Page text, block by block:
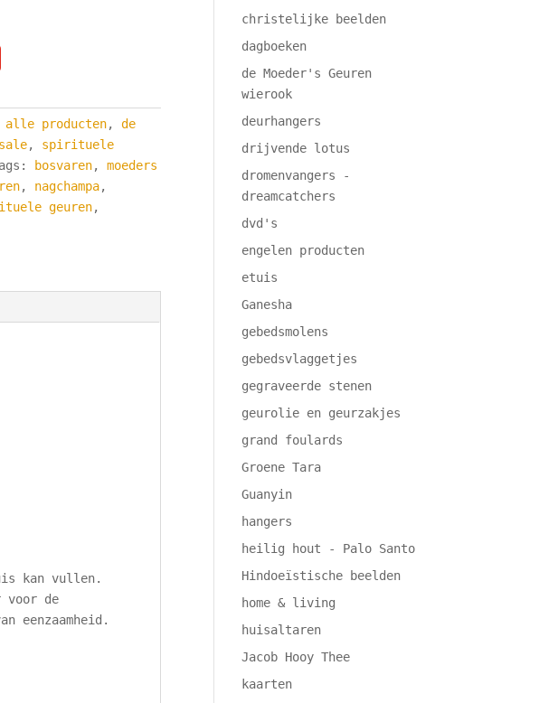
alle producten,de
sale, spirituele
bosvaren,moeders
, nagchampa,
geuren,
kan vullen.
voor de
eenzaamheid.
christelijke beelden
dagboeken
de Moeder's Geuren
wierook
deurhangers
drijvende lotus
dromenvangers -
dreamcatchers
dvd's
engelen producten
etuis
Ganesha
gebedsmolens
gebedsvlaggetjes
gegraveerde stenen
geurolie en geurzakjes
grand foulards
Groene Tara
Guanyin
hangers
heilig hout - Palo Santo
Hindoeïstische beelden
home & living
huisaltaren
Jacob Hooy Thee
kaarten